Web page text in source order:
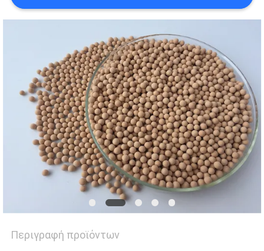
ΞΕΝΆΓΗΣΗ
ΕΡΓΟΣΤΆΣΙΟ
ΠΟΙΟΤΙΚΌΣ
ΈΛΕΓΧΟΣ
ΕΠΙΚΟΙΝΩΝΉΣΤΕ
ΜΑΖΊ
ΜΑΣ
Περιγραφή προϊόντων